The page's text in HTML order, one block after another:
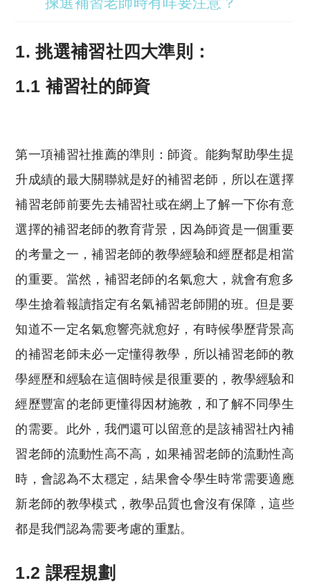
1.挑選補習社四大準則：
1.1 補習社的師資
第一項補習社推薦的準則：師資。能夠幫助學生提
升成績的最大關聯就是好的補習老師，所以在選擇
補習老師前要先去補習社或在網上了解一下你有意
選擇的補習老師的教育背景，因為師資是一個重要
的考量之一，補習老師的教學經驗和經歷都是相當
的重要。當然，補習老師的名氣愈大，就會有愈多
學生搶着報讀指定有名氣補習老師開的班。但是要
知道不一定名氣愈響亮就愈好，有時候學歷背景高
的補習老師未必一定懂得教學，所以補習老師的教
學經歷和經驗在這個時候是很重要的，教學經驗和
經歷豐富的老師更懂得因材施教，和了解不同學生
的需要。此外，我們還可以留意的是該補習社內補
習老師的流動性高不高，如果補習老師的流動性高
時，會認為不太穩定，結果會令學生時常需要適應
新老師的教學模式，教學品質也會沒有保障，這些
都是我們認為需要考慮的重點。
1.2 課程規劃